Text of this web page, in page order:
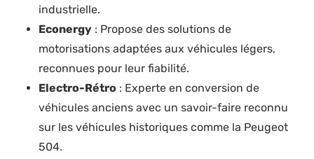
industrielle.
Econergy : Propose des solutions de
motorisations adaptées aux véhicules légers,
reconnues pour leur fiabilité.
Electro-Rétro : Experte en conversion de
véhicules anciens avec un savoir-faire reconnu
sur les véhicules historiques comme la Peugeot
504.